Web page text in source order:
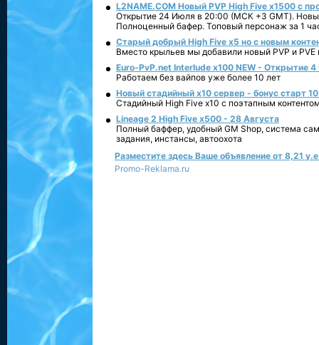
L2NAME.COM Новый PVP High Five x1500 с
Открытие 24 Июля в 20:00 (МСК +3 GMT).
Полноценный бафер. Топовый персонаж за 1
Старый добрый High Five x5 но с новым
Вместо крыльев мы добавили новый PVP и PVE
Euro-PvP.net Interlude х100 NEW - Открытие 4
Работаем без вайпов уже более 10 лет
Новый стадийный х10 сервер - бонус старт
Стадийный High Five x10 с поэтапным
Lineage 2 High Five x500 - 28 Августа
Полный баффер, удобный GM Shop, система
задания, инстансы, автоохота
Разместите здесь Ваше объявление от 8,21
Promo-Reklama.ru